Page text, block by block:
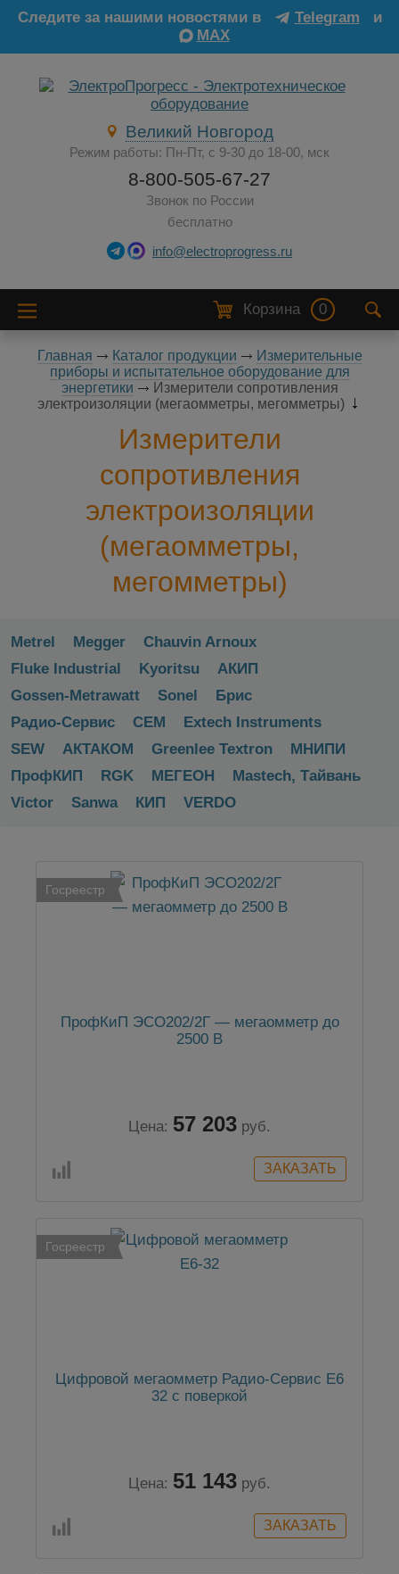
Следите за нашими новостями в Telegram
и
MAX
Великий Новгород
Режим работы: Пн-Пт, с 9-30 до 18-00, мск
8-800-505-67-27
Звонок по России
бесплатно
info@electroprogress.ru
Корзина 0
Главная Каталог продукции
Измерительные
приборы и испытательное оборудование для
энергетики
Измерители сопротивления
электроизоляции (мегаомметры, мегомметры)
Измерители
сопротивления
электроизоляции
(мегаомметры,
мегомметры)
Metrel Megger
Chauvin Arnoux
Fluke Industrial
Kyoritsu
АКИП
Gossen-Metrawatt
Sonel
Брис
Радио-Сервис
CEM
Extech Instruments
SEW
АКТАКОМ Greenlee Textron
МНИПИ
ПрофКИП
RGK МЕГЕОН
Mastech, Тайвань
Victor
Sanwa КИП VERDO
Госреестр
ПрофКиП ЭСО202/2Г — мегаомметр до
2500 В
Цена: 57 203 руб.
Госреестр
Цифровой мегаомметр Радио-Сервис Е6
32 с поверкой
Цена: 51 143 руб.